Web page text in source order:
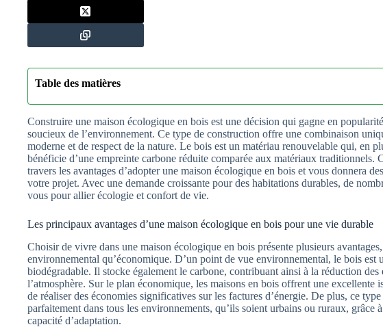
Table des matières
Construire une maison écologique en bois est une décision qui gagne en
soucieux de l’environnement. Ce type de construction offre une combinaison
moderne et de respect de la nature. Le bois est un matériau renouvelable qui, en
bénéficie d’une empreinte carbone réduite comparée aux matériaux traditionnels.
travers les avantages d’adopter une maison écologique en bois et vous donnera
votre projet. Avec une demande croissante pour des habitations durables, de
vous pour allier écologie et confort de vie.
Les principaux avantages d’une maison écologique en bois pour une vie durable
Choisir de vivre dans une maison écologique en bois présente plusieurs
environnemental qu’économique. D’un point de vue environnemental, le bois est
biodégradable. Il stocke également le carbone, contribuant ainsi à la réduction des
l’atmosphère. Sur le plan économique, les maisons en bois offrent une excellente
de réaliser des économies significatives sur les factures d’énergie. De plus, ce
parfaitement dans tous les environnements, qu’ils soient urbains ou ruraux, grâce
capacité d’adaptation.